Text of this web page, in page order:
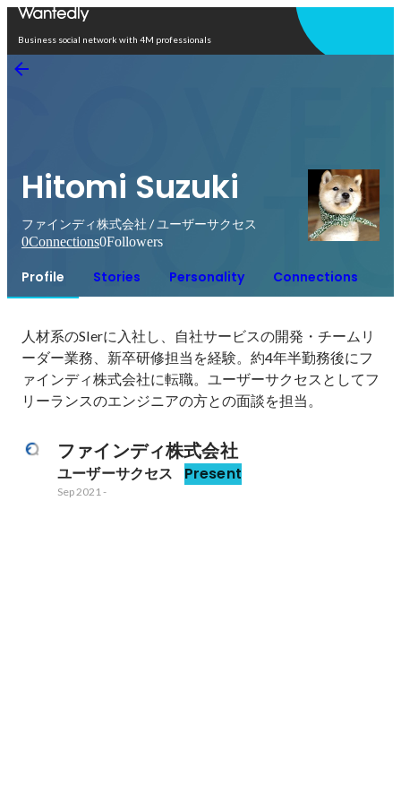
Business social network with 4M professionals
Hitomi Suzuki
ファインディ株式会社 / ユーザーサクセス
0Connections0Followers
Profile Stories Personality Connections
人材系のSIerに入社し、自社サービスの開発・チームリ
ーダー業務、新卒研修担当を経験。約4年半勤務後にフ
ァインディ株式会社に転職。ユーザーサクセスとしてフ
リーランスのエンジニアの方との面談を担当。
ファインディ株式会社
ユーザーサクセス Present
Sep 2021-